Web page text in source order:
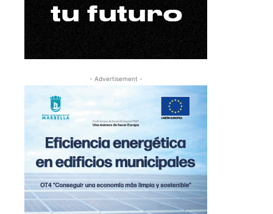
- Advertisement -